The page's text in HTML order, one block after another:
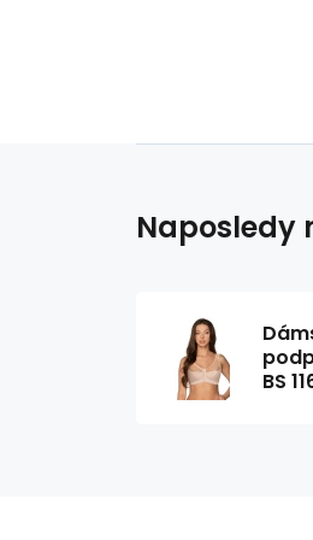
Naposledy
BS